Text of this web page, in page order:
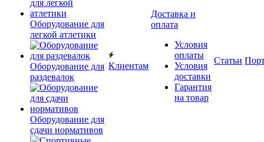
Оборудование для
легкой атлетики
Оборудование для
раздевалок
Оборудование для
сдачи нормативов
Клиентам
Доставка и
оплата
Условия
оплаты
Условия
доставки
Гарантия
на товар
Статьи